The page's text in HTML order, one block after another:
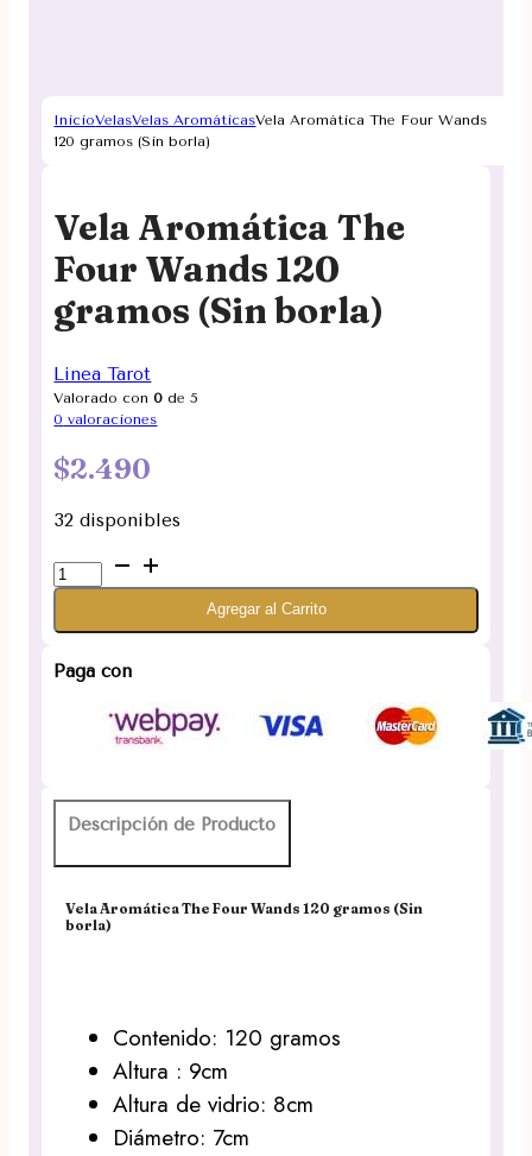
InicioVelasVelas AromáticasVela Aromática The Four Wands
120 gramos (Sin borla)
Vela Aromática The
Four Wands 120
gramos (Sin borla)
Linea Tarot
Valorado con0 de 5
0 valoraciones
$2.490
32 disponibles
Vela
Aromática
Wands
gramos
cantidad
Agregar al Carrito
Paga con
Descripción de Producto
Vela Aromática The Four Wands 120 gramos (Sin
borla)
Contenido: 120 gramos
Altura : 9cm
Altura de vidrio: 8cm
Diámetro: 7cm